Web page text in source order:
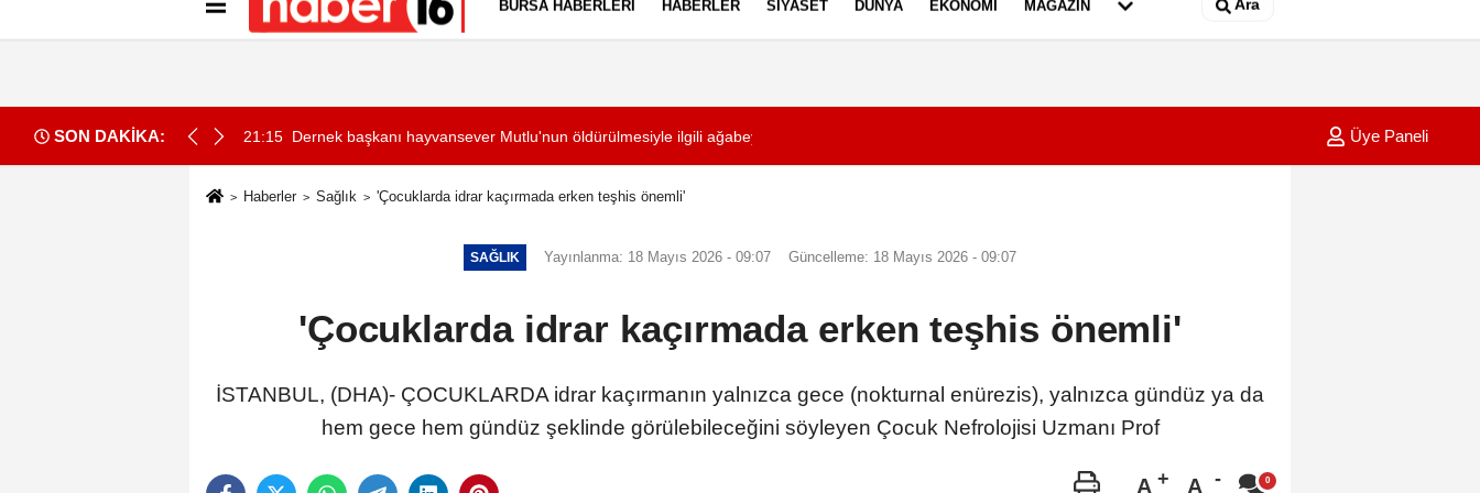
İletişim Gizlilik İlkeleri
BURSA HABERLERI HABERLER SIYASET DÜNYA EKONOMI MAGAZIN Ara
SON DAKİKA:
boğuldu 21:15 Dernek başkanı hayvansever Mutlu'nun öldürülmesiyle ilgili ağabeyi ve 4 kişi tutuklandı 21:08
Üye Paneli
Haberler Sağlık 'Çocuklarda idrar kaçırmada erken teşhis önemli'
SAĞLIK Yayınlanma: 18 Mayıs 2026 - 09:07 Güncelleme: 18 Mayıs 2026 - 09:07
'Çocuklarda idrar kaçırmada erken teşhis önemli'
İSTANBUL, (DHA)- ÇOCUKLARDA idrar kaçırmanın yalnızca gece (nokturnal enürezis), yalnızca gündüz ya da
hem gece hem gündüz şeklinde görülebileceğini söyleyen Çocuk Nefrolojisi Uzmanı Prof
A A